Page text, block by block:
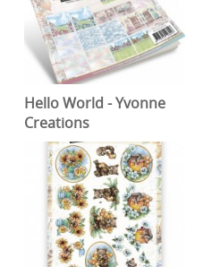
Hello World - Yvonne
Creations